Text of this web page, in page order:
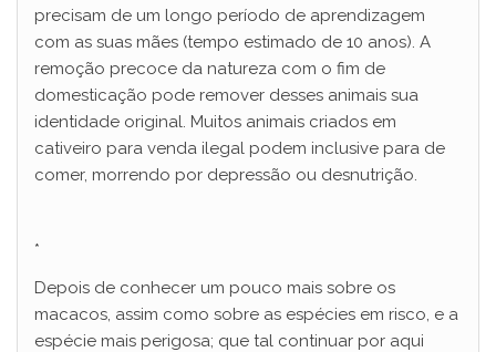
precisam de um longo período de aprendizagem
com as suas mães (tempo estimado de 10 anos). A
remoção precoce da natureza com o fim de
domesticação pode remover desses animais sua
identidade original. Muitos animais criados em
cativeiro para venda ilegal podem inclusive para de
comer, morrendo por depressão ou desnutrição.
*
Depois de conhecer um pouco mais sobre os
macacos, assim como sobre as espécies em risco, e a
espécie mais perigosa; que tal continuar por aqui